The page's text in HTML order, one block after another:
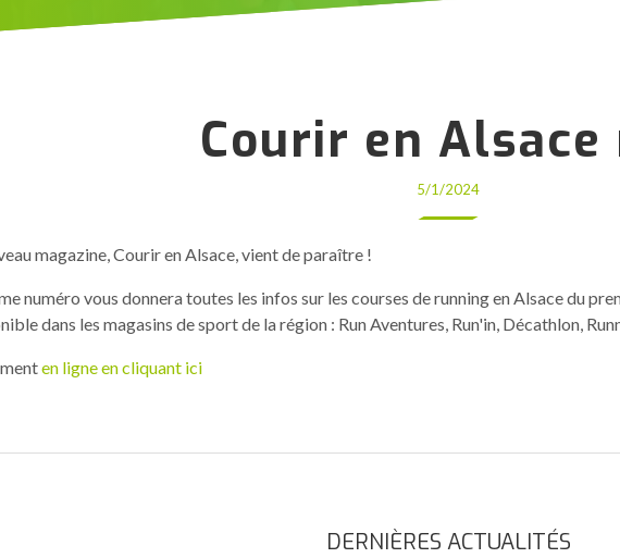
Courir en Alsace
5/1/2024
magazine, Courir en Alsace, vient de paraître !
numéro vous donnera toutes les infos sur les courses de running en Alsace du
dans les magasins de sport de la région : Run Aventures, Run'in, Décathlon,
en ligne en cliquant ici
DERNIÈRES ACTUALITÉS